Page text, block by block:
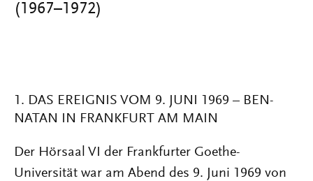
(1967–1972)
1. DAS EREIGNIS VOM 9. JUNI 1969 – BEN-
NATAN IN FRANKFURT AM MAIN
Der Hörsaal VI der Frankfurter Goethe-
Universität war am Abend des 9. Juni 1969 von